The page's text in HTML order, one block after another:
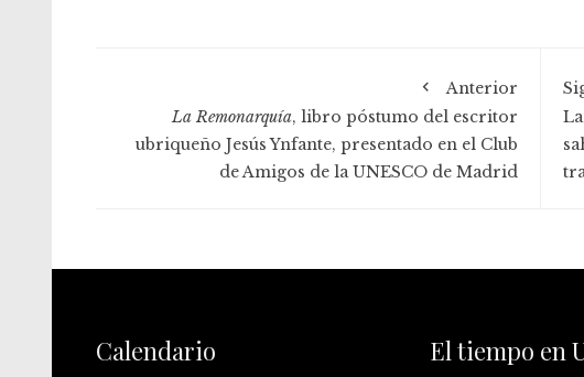
Anterior
La Remonarquía, libro póstumo del escritor
ubriqueño Jesús Ynfante, presentado en el Club
de Amigos de la UNESCO de Madrid
Calendario El tiempo en